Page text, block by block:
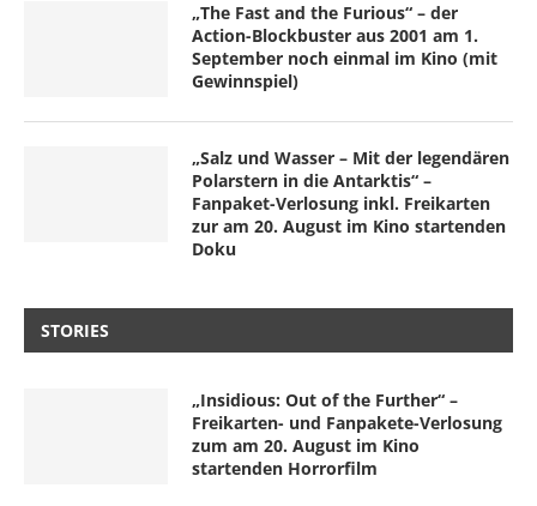
„The Fast and the Furious“ – der
Action-Blockbuster aus 2001 am 1.
September noch einmal im Kino (mit
Gewinnspiel)
„Salz und Wasser – Mit der legendären
Polarstern in die Antarktis“ –
Fanpaket-Verlosung inkl. Freikarten
zur am 20. August im Kino startenden
Doku
STORIES
„Insidious: Out of the Further“ –
Freikarten- und Fanpakete-Verlosung
zum am 20. August im Kino
startenden Horrorfilm